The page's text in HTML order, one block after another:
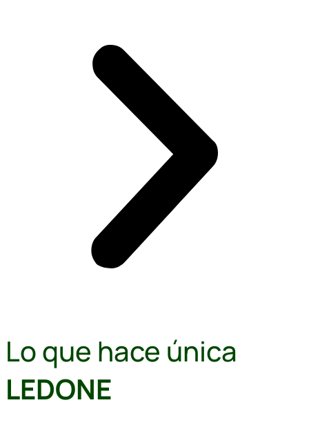
Lo que hace única
LEDONE